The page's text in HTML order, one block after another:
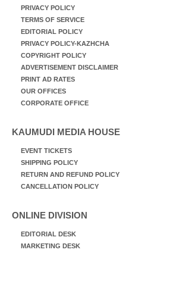
PRIVACY POLICY
TERMS OF SERVICE
EDITORIAL POLICY
PRIVACY POLICY-KAZHCHA
COPYRIGHT POLICY
ADVERTISEMENT DISCLAIMER
PRINT AD RATES
OUR OFFICES
CORPORATE OFFICE
KAUMUDI MEDIA HOUSE
EVENT TICKETS
SHIPPING POLICY
RETURN AND REFUND POLICY
CANCELLATION POLICY
ONLINE DIVISION
EDITORIAL DESK
MARKETING DESK